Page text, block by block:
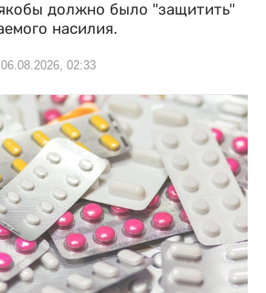
должно было "защитить"
насилия.
06.08.2026, 02:33